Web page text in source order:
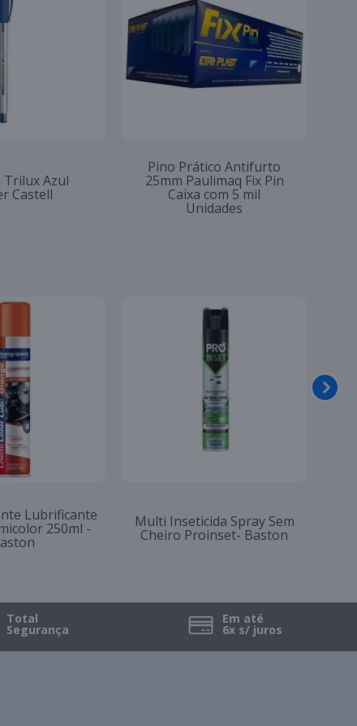
Trilux Azul
Castell
Pino Prático Antifurto
25mm Paulimaq Fix Pin
Caixa com 5 mil
Unidades
Cremosa
- Tecbril
Inseticida Spray Mata Baratas
Proinset- Baston
Total
Segurança
Em até
6x s/ juros